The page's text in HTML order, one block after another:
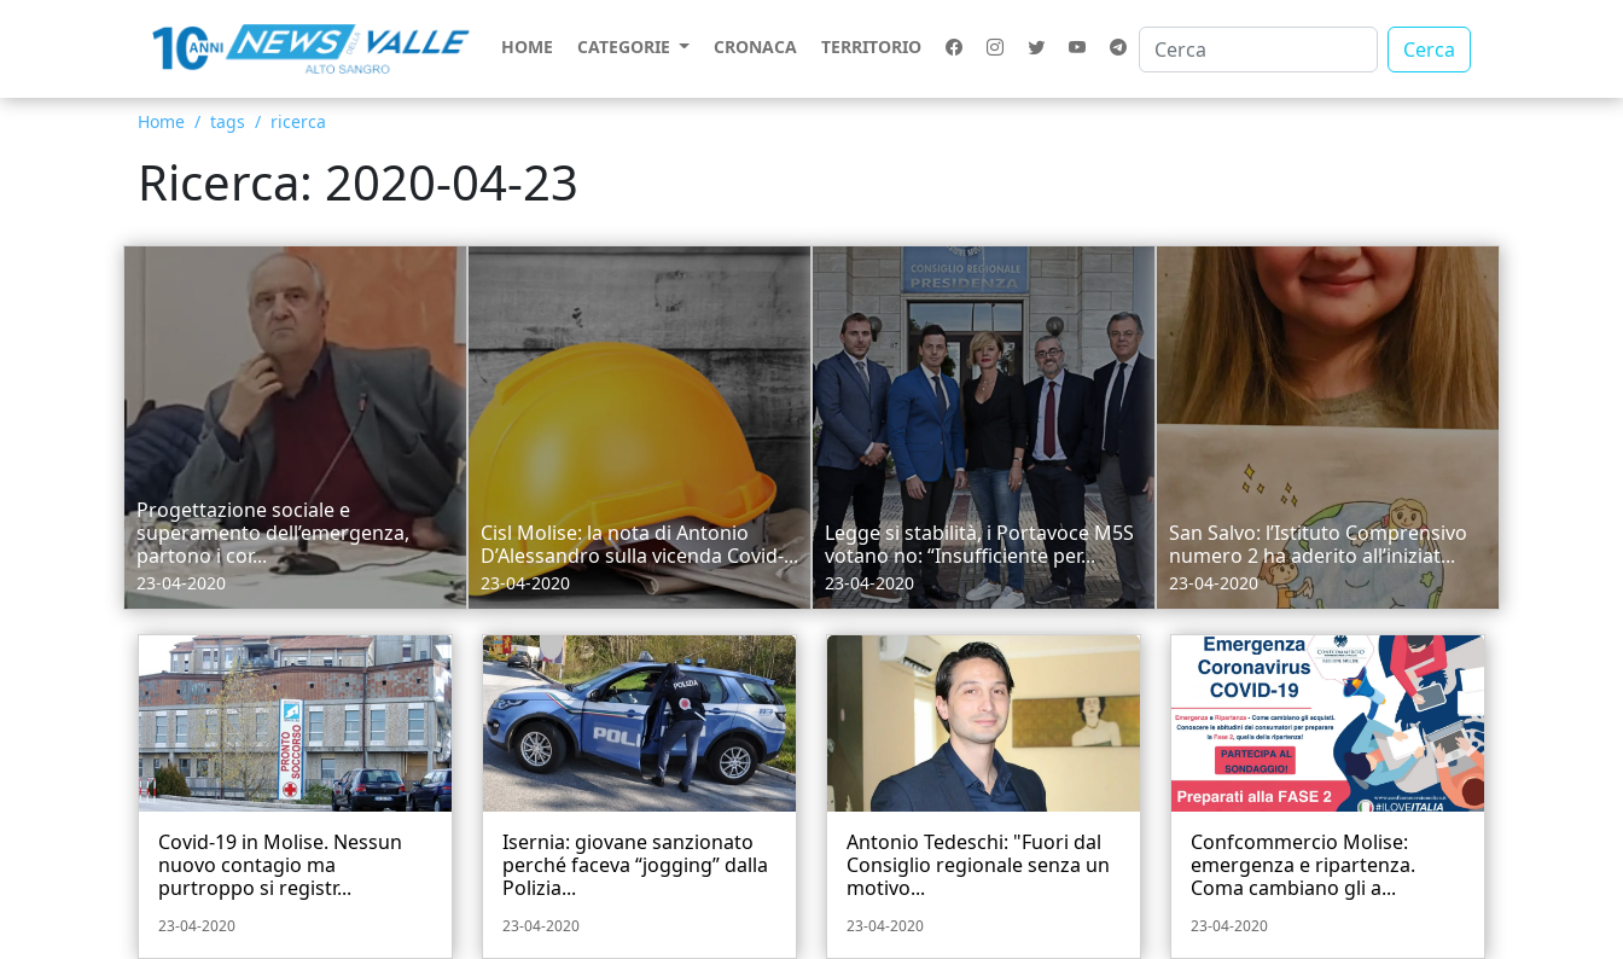
HOME CATEGORIE CRONACA TERRITORIO Cerca
Home tags ricerca
Ricerca: 2020-04-23
Progettazione sociale e
superamento dell’emergenza,
partono i cor...
23-04-2020
Cisl Molise: la nota di Antonio
D’Alessandro sulla vicenda Covid-...
23-04-2020
Legge si stabilità, i Portavoce M5S
votano no: “Insufficiente per...
23-04-2020
San Salvo: l’Istituto Comprensivo
numero 2 ha aderito all’iniziat...
23-04-2020
Covid-19 in Molise. Nessun
nuovo contagio ma
purtroppo si registr...
23-04-2020
Isernia: giovane sanzionato
perché faceva “jogging” dalla
Polizia...
23-04-2020
Antonio Tedeschi: "Fuori dal
Consiglio regionale senza un
motivo...
23-04-2020
Confcommercio Molise:
emergenza e ripartenza.
Coma cambiano gli a...
23-04-2020